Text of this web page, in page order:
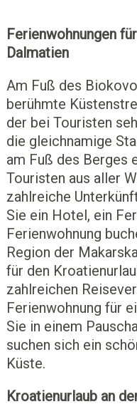
Ferienwohnungen
Dalmatien
Am Fuß des
berühmte
der bei Touristen
die gleichnamige
am Fuß des Berges
Touristen aus aller
zahlreiche
Sie ein Hotel, ein
Ferienwohnung
Region der
für den
zahlreichen
Ferienwohnung für
Sie in einem
suchen sich ein
Küste.
Kroatienurlaub an